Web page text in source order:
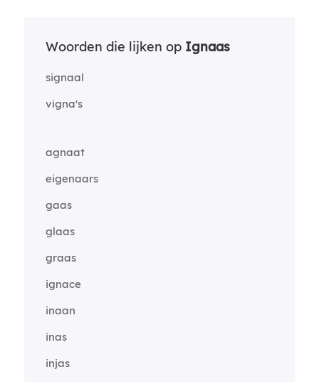
Woorden die lijken op Ignaas
signaal
vigna's
agnaat
eigenaars
gaas
glaas
graas
ignace
inaan
inas
injas